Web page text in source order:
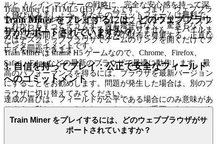
ルと トレインマイナーの戦略に、完全な安心感を持って深
く飛び込みましょう。私たちのプラットフォームは無料で、
これからもずっとそうです。何も条件はなく、驚きもなく、
あなたの時間と同じくらいあなたの財布を尊重する、正直な
エンターテイメントです。
3. 自信を持ってプレイ：公正で安全なフィールド
へのコミットメント
達成の喜びは、フィールドが公平である場合にのみ意味があ
ります。私たちは、あなたのスキルだけが重要であるという
ことを知っていることから得られる安心感を提供します。私
たちは、あなたのデータを保護し、チートや不公平なプレイ
Train Miner は HTML5 (H5) ゲームです。つまり、ウェブブラ
ウザで直接プレイできます！ソフトウェアをダウンロードし
たりインストールしたりする必要はありません。モバイルま
たはデスクトップブラウザでゲームのリンクを開くだけでプ
レイを開始できます。
Train Miner をプレイするには、どのウェブブラウ
ザがサポートされていますか？
Train Miner は iframe H5 ゲームなので、Chrome、Firefox、
Safari、Edge などの最新のブラウザで最適に動作します。最
高のパフォーマンスを得るには、ブラウザを最新バージョン
にすることをお勧めします。問題が発生した場合は、別のブ
ラウザに切り替えてみてください。
Train Miner をプレイするには、どのウェブブラウザがサ
ポートされていますか？